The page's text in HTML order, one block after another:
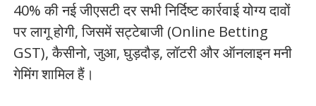
40% की नई जीएसटी दर सभी निर्दिष्ट कार्रवाई योग्य दावों
पर लागू होगी, जिसमें सट्टेबाजी (Online Betting
GST), कैसीनो, जुआ, घुड़दौड़, लॉटरी और ऑनलाइन मनी
गेमिंग शामिल हैं।